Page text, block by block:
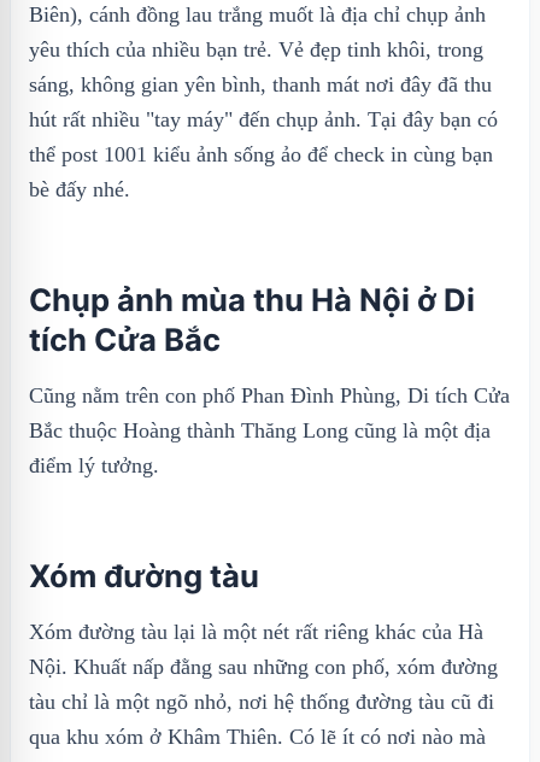
Biên), cánh đồng lau trắng muốt là địa chỉ chụp ảnh
yêu thích của nhiều bạn trẻ. Vẻ đẹp tinh khôi, trong
sáng, không gian yên bình, thanh mát nơi đây đã thu
hút rất nhiều "tay máy" đến chụp ảnh. Tại đây bạn có
thể post 1001 kiểu ảnh sống ảo để check in cùng bạn
bè đấy nhé.
Chụp ảnh mùa thu Hà Nội ở Di
tích Cửa Bắc
Cũng nằm trên con phố Phan Đình Phùng, Di tích Cửa
Bắc thuộc Hoàng thành Thăng Long cũng là một địa
điểm lý tưởng.
Xóm đường tàu
Xóm đường tàu lại là một nét rất riêng khác của Hà
Nội. Khuất nấp đằng sau những con phố, xóm đường
tàu chỉ là một ngõ nhỏ, nơi hệ thống đường tàu cũ đi
qua khu xóm ở Khâm Thiên. Có lẽ ít có nơi nào mà